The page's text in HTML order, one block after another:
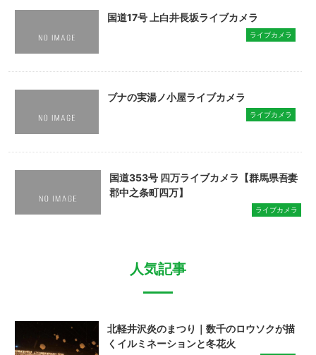
国道17号 上白井長坂ライブカメラ
ライブカメラ
ブナの実湯ノ小屋ライブカメラ
ライブカメラ
国道353号 四万ライブカメラ【群馬県吾妻
郡中之条町四万】
ライブカメラ
人気記事
北軽井沢炎のまつり｜数千のロウソクが描
くイルミネーションと冬花火